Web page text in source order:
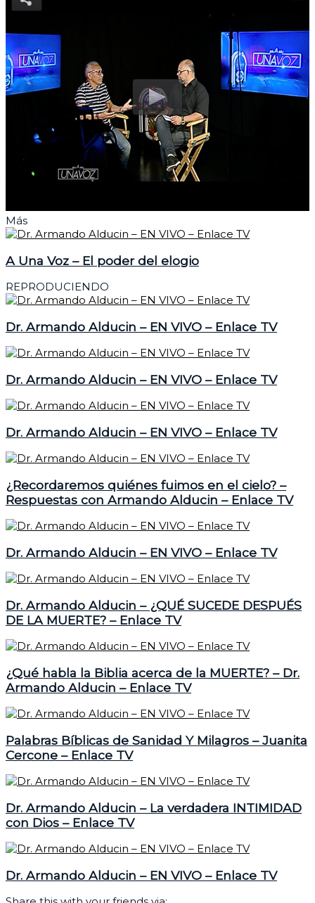
Más
A Una Voz – El poder del elogio
REPRODUCIENDO
Dr. Armando Alducin – EN VIVO – Enlace TV
Dr. Armando Alducin – EN VIVO – Enlace TV
Dr. Armando Alducin – EN VIVO – Enlace TV
¿Recordaremos quiénes fuimos en el cielo? –
Respuestas con Armando Alducin – Enlace TV
Dr. Armando Alducin – EN VIVO – Enlace TV
Dr. Armando Alducin – ¿QUÉ SUCEDE DESPUÉS
DE LA MUERTE? – Enlace TV
¿Qué habla la Biblia acerca de la MUERTE? – Dr.
Armando Alducin – Enlace TV
Palabras Bíblicas de Sanidad Y Milagros – Juanita
Cercone – Enlace TV
Dr. Armando Alducin – La verdadera INTIMIDAD
con Dios – Enlace TV
Dr. Armando Alducin – EN VIVO – Enlace TV